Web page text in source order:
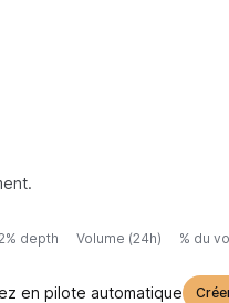
depth Volume (24h) % du
en pilote automatique